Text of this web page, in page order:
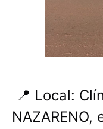
📍 Local:
NAZARENO,